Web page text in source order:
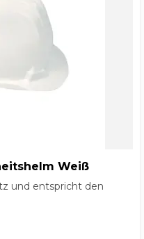
Weiß
und entspricht den